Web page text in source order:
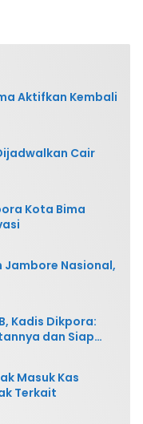
Aktifkan Kembali
Cair
Kota Bima
Jambore Nasional,
Kadis Dikpora:
dan Siap
Masuk Kas
Terkait